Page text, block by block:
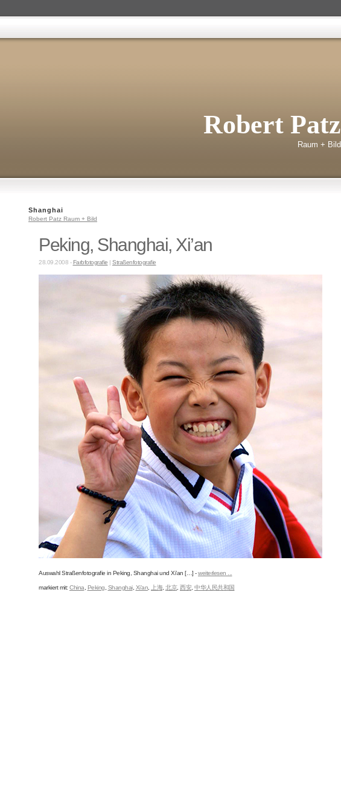
Robert Patz
Raum + Bild
Shanghai
Robert Patz Raum + Bild
Peking, Shanghai, Xi’an
28.09.2008 - Farbfotografie | Straßenfotografie
Auswahl Straßenfotografie in Peking, Shanghai und Xi’an […] -weiterlesen ...
markiert mit: China Peking Shanghai, Xi’an 上海, 北京, 西安 中华人民共和国